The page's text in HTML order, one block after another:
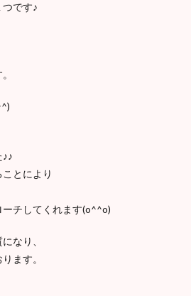
です♪
とにより
チしてくれます(o^^o)
なり、
ます。